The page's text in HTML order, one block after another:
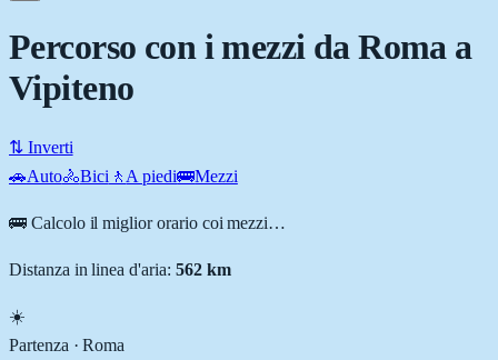
Percorso con i mezzi da Roma a
Vipiteno
⇅ Inverti
🚗Auto🚴Bici 🚶 A piedi🚌Mezzi
🚌 Calcolo il miglior orario coi mezzi…
Distanza in linea d'aria: 562km
☀️
Partenza ·Roma